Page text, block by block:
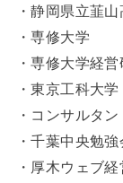
・静岡県立韮
・専修大学
・専修大学経
・東京工科大学
・コンサルタ
・千葉中央勉
・厚木ウェブ